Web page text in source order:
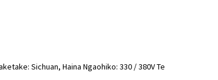
Sichuan, Haina Ngaohiko: 330 / 380V Te